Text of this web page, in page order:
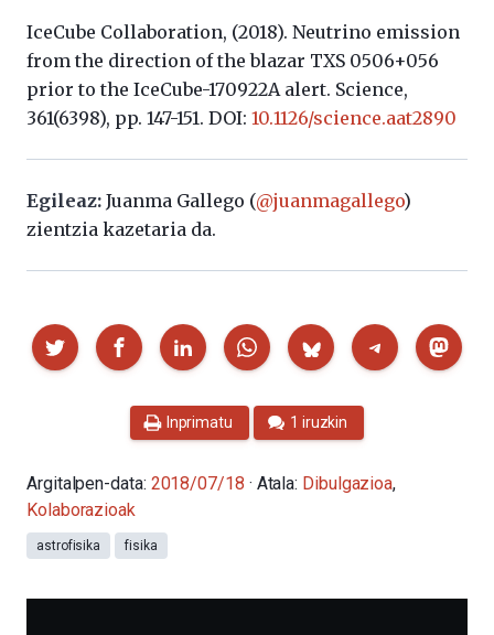
IceCube Collaboration, (2018). Neutrino emission
from the direction of the blazar TXS 0506+056
prior to the IceCube-170922A alert. Science,
361(6398), pp. 147-151. DOI: 10.1126/science.aat2890
Egileaz: Juanma Gallego (@juanmagallego)
zientzia kazetaria da.
Partekatu
Inprimatu 1 iruzkin
Argitalpen-data: 2018/07/18 · Atala: Dibulgazioa,
Kolaborazioak
astrofisika fisika